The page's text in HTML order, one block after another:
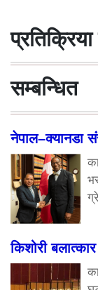
सम्बन्धित
नेपाल–क्यानडा
किशोरी